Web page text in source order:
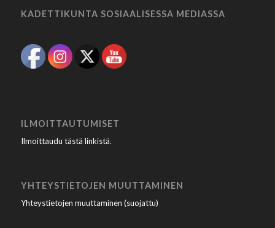
KADETTIKUNTA SOSIAALISESSA MEDIASSA
ILMOITTAUTUMISET
Ilmoittaudu tästä linkistä.
YHTEYSTIETOJEN MUUTTAMINEN
Yhteystietojen muuttaminen (suojattu)